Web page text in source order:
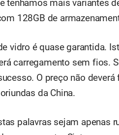
tenhamos mais variantes
128GB de
vidro é quase garantida.
carregamento sem fios.
O preço não
da China.
palavras sejam apenas